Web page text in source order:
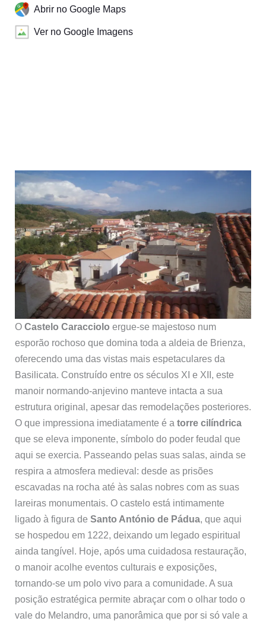
Abrir no Google Maps
Ver no Google Imagens
O Castelo Caracciolo ergue-se majestoso num
esporão rochoso que domina toda a aldeia de Brienza,
oferecendo uma das vistas mais espetaculares da
Basilicata. Construído entre os séculos XI e XII, este
manoir normando-anjevino manteve intacta a sua
estrutura original, apesar das remodelações posteriores.
O que impressiona imediatamente é a torre cilíndrica
que se eleva imponente, símbolo do poder feudal que
aqui se exercia. Passeando pelas suas salas, ainda se
respira a atmosfera medieval: desde as prisões
escavadas na rocha até às salas nobres com as suas
lareiras monumentais. O castelo está intimamente
ligado à figura de Santo António de Pádua, que aqui
se hospedou em 1222, deixando um legado espiritual
ainda tangível. Hoje, após uma cuidadosa restauração,
o manoir acolhe eventos culturais e exposições,
tornando-se um polo vivo para a comunidade. A sua
posição estratégica permite abraçar com o olhar todo o
vale do Melandro, uma panorâmica que por si só vale a